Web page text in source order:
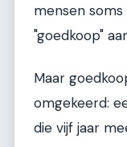
mensen
"goedkoop"
Maar
omgekeerd:
die vijf jaar